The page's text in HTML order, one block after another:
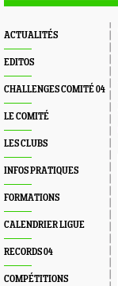
ACTUALITÉS
EDITOS
CHALLENGES COMITÉ 04
LE COMITÉ
LES CLUBS
INFOS PRATIQUES
FORMATIONS
CALENDRIER LIGUE
RECORDS 04
COMPÉTITIONS